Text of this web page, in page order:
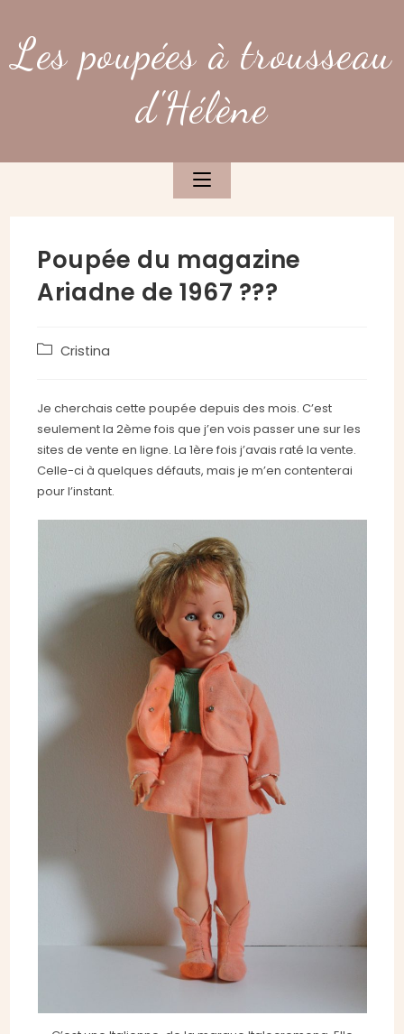
content
Les poupées à trousseau
d'Hélène
Poupée du magazine
Ariadne de 1967 ???
PostCristina
Je cherchais cette poupée depuis des mois. C’est
seulement la 2ème fois que j’en vois passer une sur les
sites de vente en ligne. La 1ère fois j’avais raté la vente.
Celle-ci à quelques défauts, mais je m’en contenterai
pour l’instant.